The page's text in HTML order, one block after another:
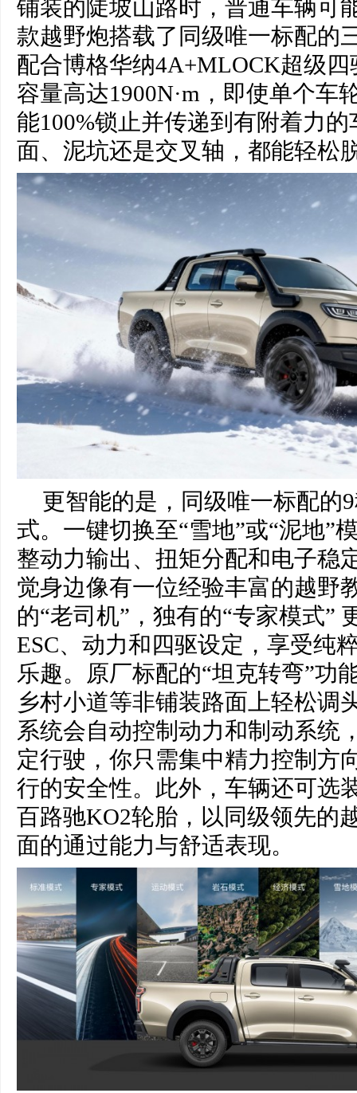
铺装的陡坡山路时，普通车辆可
款越野炮搭载了同级唯一标配的
配合博格华纳4A+MLOCK超级
容量高达1900N·m，即使单个车
能100%锁止并传递到有附着力
面、泥坑还是交叉轴，都能轻松
更智能的是，同级唯一标配的
式。一键切换至“雪地”或“泥地”
整动力输出、扭矩分配和电子稳
觉身边像有一位经验丰富的越野
的“老司机”，独有的“专家模式”
ESC、动力和四驱设定，享受纯
乐趣。原厂标配的“坦克转弯”功
乡村小道等非铺装路面上轻松调
系统会自动控制动力和制动系统
定行驶，你只需集中精力控制方
行的安全性。此外，车辆还可选
百路驰KO2轮胎，以同级领先的
面的通过能力与舒适表现。